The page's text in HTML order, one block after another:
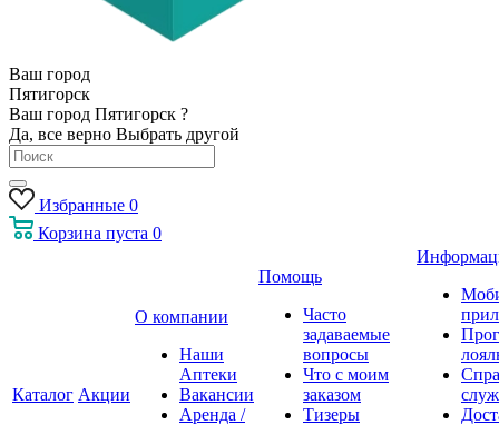
Ваш город
Пятигорск
Ваш город Пятигорск ?
Да, все верно Выбрать другой
Избранные 0
Корзина пуста 0
Каталог Акции
О компании
Наши
Аптеки
Вакансии
Аренда /
Помощь
Часто
задаваемые
вопросы
Что с моим
заказом
Тизеры